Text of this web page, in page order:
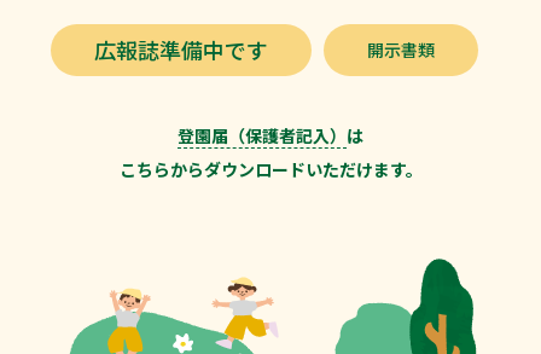
広報誌準備中です 開示書類
登園届（保護者記入） は
こちらからダウンロードいただけます。